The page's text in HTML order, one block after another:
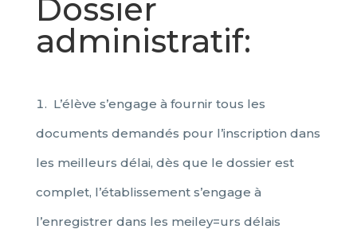
Dossier
administratif:
L’élève s’engage à fournir tous les
documents demandés pour l’inscription dans
les meilleurs délai, dès que le dossier est
complet, l’établissement s’engage à
l’enregistrer dans les meiley=urs délais